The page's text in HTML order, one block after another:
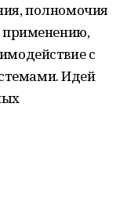
полномочия
применению,
с
Идей